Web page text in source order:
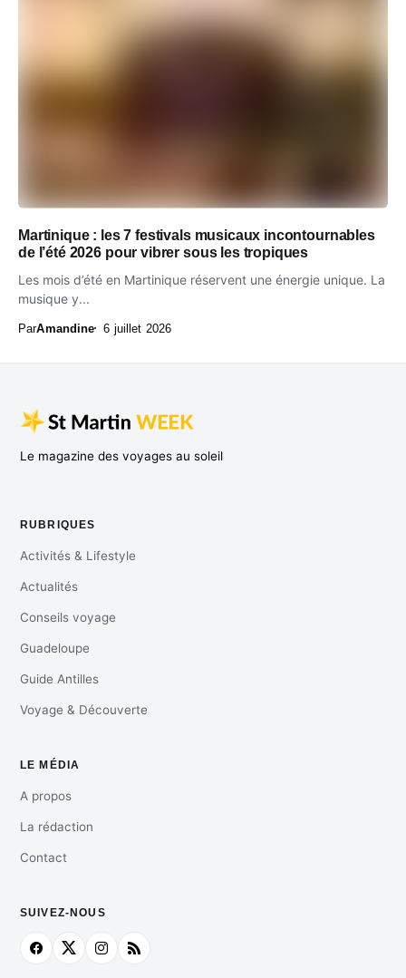
Martinique : les 7 festivals musicaux incontournables
de l’été 2026 pour vibrer sous les tropiques
Les mois d’été en Martinique réservent une énergie unique. La
musique y...
ParAmandine 6 juillet 2026
Le magazine des voyages au soleil
RUBRIQUES
Activités & Lifestyle
Actualités
Conseils voyage
Guadeloupe
Guide Antilles
Voyage & Découverte
LE MÉDIA
A propos
La rédaction
Contact
SUIVEZ-NOUS